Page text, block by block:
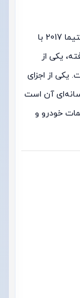
مانیتور کیا اپتیما 2017 استوک ، خودروی کیا اپتیما 2017 با
یکی از
یکی از اجزای
آن است
خودرو و